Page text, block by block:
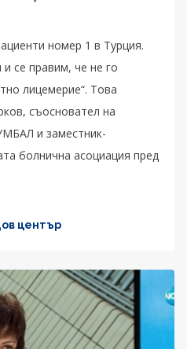
номер 1 в Турция.
се правим, че не го
лицемерие“. Това
съосновател на
и заместник-
болнична асоциация пред
център